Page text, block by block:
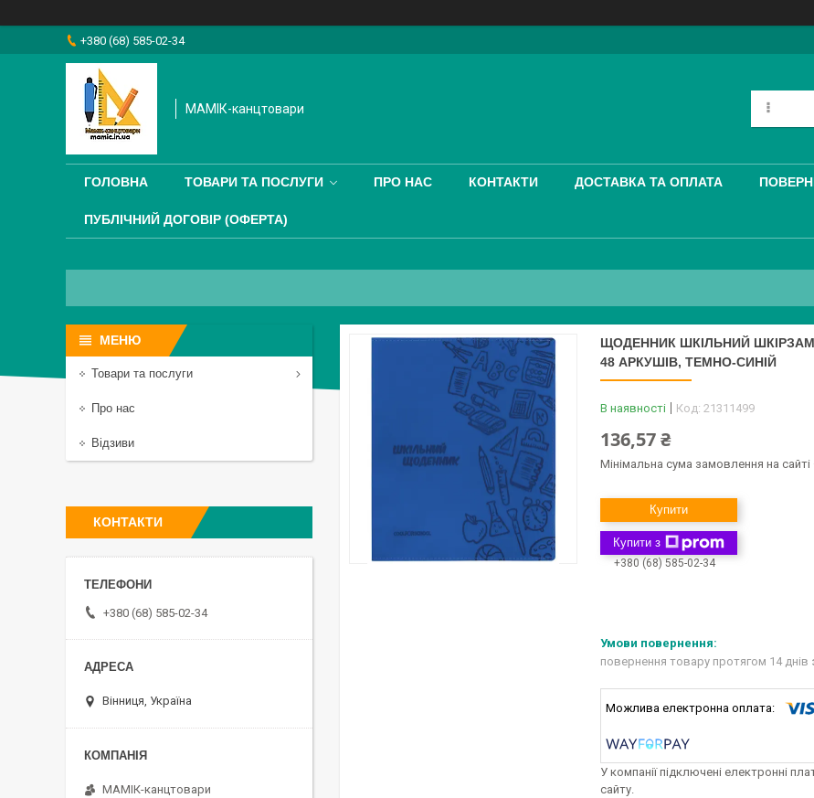
+380 (68) 585-02-34
МАМІК-канцтовари
ГОЛОВНА ТОВАРИ ТА ПОСЛУГИ ПРО НАС КОНТАКТИ ДОСТАВКА ТА ОПЛАТА
ПУБЛІЧНИЙ ДОГОВІР (ОФЕРТА)
ЩОДЕННИК ШКІЛЬНИЙ ШКІРЗАМ
48 АРКУШІВ, ТЕМНО-СИНІЙ
В наявності Код: 21311499
136,57 ₴
Мінімальна сума замовлення на
Купити
Купити з
+380 (68) 585-02-34
повернення товару протягом 14 днів
У компанії підключені електронні
сайту.
Товари та послуги
Про нас
Відзиви
КОНТАКТИ
+380 (68) 585-02-34
Вінниця, Україна
МАМІК-канцтовари